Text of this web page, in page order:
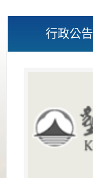
行政公告